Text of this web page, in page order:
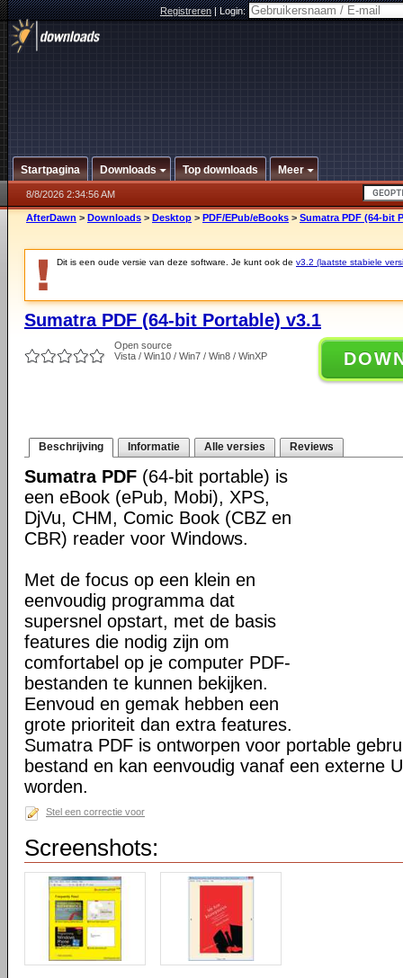
Registreren|Login:
Startpagina Downloads Top downloads Meer
8/8/2026 2:34:56 AM
AfterDawn > Downloads > Desktop > PDF/EPub/eBooks > Sumatra PDF (64-bit
Dit is een oude versie van deze software. Je kunt ook de v3.2 (laatste stabiele
Sumatra PDF (64-bit Portable) v3.1
Open source
Vista / Win10 / Win7 / Win8 / WinXP
Beschrijving Informatie Alle versies Reviews
Sumatra PDF (64-bit portable) is
een eBook (ePub, Mobi), XPS,
DjVu, CHM, Comic Book (CBZ en
CBR) reader voor Windows.
Met de focus op een klein en
eenvoudig programma dat
supersnel opstart, met de basis
features die nodig zijn om
comfortabel op je computer PDF-
bestanden te kunnen bekijken.
Eenvoud en gemak hebben een
grote prioriteit dan extra features.
Sumatra PDF is ontworpen voor portable
bestand en kan eenvoudig vanaf een externe
worden.
Stel een correctie voor
Screenshots: